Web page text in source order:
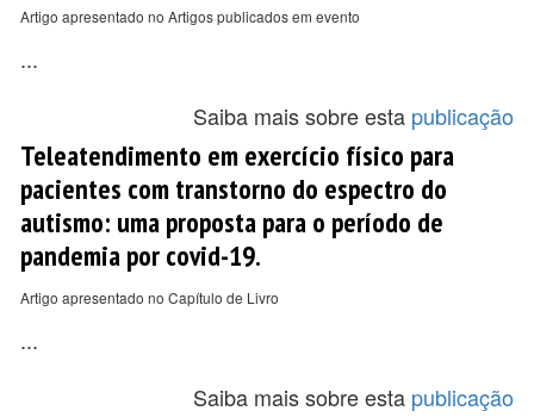
Artigo apresentado no Artigos publicados em evento
...
Saiba mais sobre esta publicação
Teleatendimento em exercício físico para
pacientes com transtorno do espectro do
autismo: uma proposta para o período de
pandemia por covid-19.
Artigo apresentado no Capítulo de Livro
...
Saiba mais sobre esta publicação